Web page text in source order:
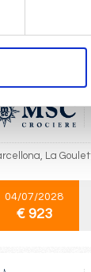
€ 923
La
04/07/2028
€ 923